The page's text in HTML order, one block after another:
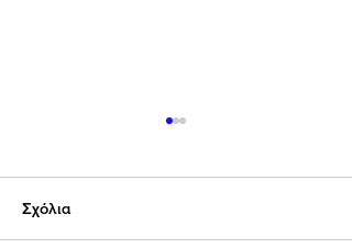
Σχόλια